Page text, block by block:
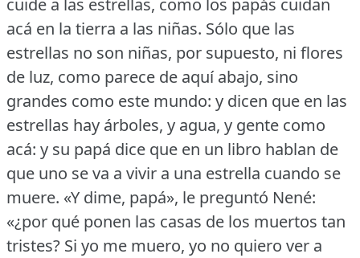
cuide a las estrellas, como los papás cuidan
acá en la tierra a las niñas. Sólo que las
estrellas no son niñas, por supuesto, ni flores
de luz, como parece de aquí abajo, sino
grandes como este mundo: y dicen que en las
estrellas hay árboles, y agua, y gente como
acá: y su papá dice que en un libro hablan de
que uno se va a vivir a una estrella cuando se
muere. «Y dime, papá», le preguntó Nené:
«¿por qué ponen las casas de los muertos tan
tristes? Si yo me muero, yo no quiero ver a